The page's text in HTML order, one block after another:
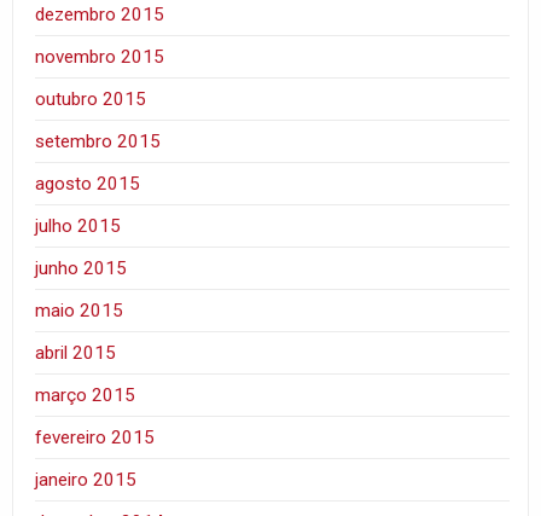
dezembro 2015
novembro 2015
outubro 2015
setembro 2015
agosto 2015
julho 2015
junho 2015
maio 2015
abril 2015
março 2015
fevereiro 2015
janeiro 2015